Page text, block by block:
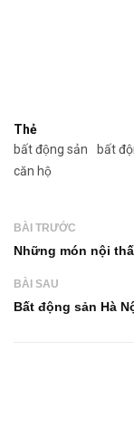
Thẻ
bất động sản
bất
căn hộ
BÀI TRƯỚC
Những món nội
BÀI SAU
Bất động sản Hà